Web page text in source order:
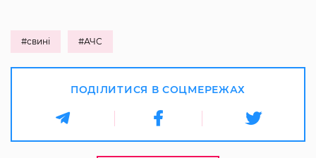
#свині #АЧС
ПОДІЛИТИСЯ В СОЦМЕРЕЖАХ